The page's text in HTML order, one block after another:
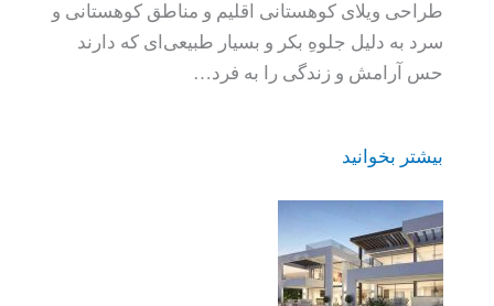
طراحی ویلای کوهستانی اقلیم و مناطق کوهستانی و
سرد به دلیل جلوهِ بکر و بسیار طبیعی‌ای که دارند
حس آرامش و زندگی را به فرد…
بیشتر بخوانید